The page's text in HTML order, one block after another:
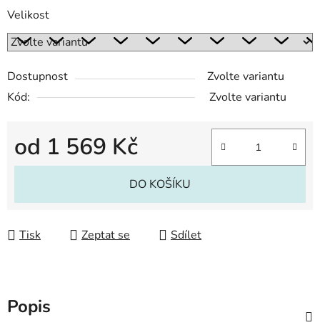
Velikost
Dostupnost
Zvolte variantu
Kód:
Zvolte variantu
od 1 569 Kč
Měrná cena:
DO KOŠÍKU
Tisk Zeptat se Sdílet
Popis